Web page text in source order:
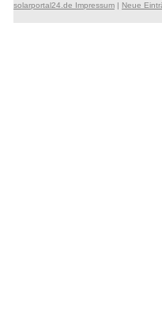
solarportal24.de Impressum | Neue